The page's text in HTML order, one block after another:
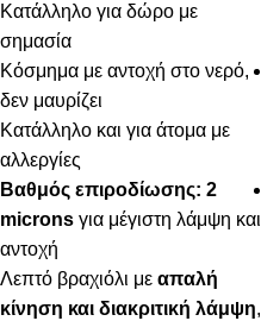
Κατάλληλο για δώρο με
σημασία
Κόσμημα με αντοχή στο νερό,
δεν μαυρίζει
Κατάλληλο και για άτομα με
αλλεργίες
Βαθμός επιροδίωσης: 2
microns για μέγιστη λάμψη και
αντοχή
Λεπτό βραχιόλι με απαλή
κίνηση και διακριτική λάμψη,